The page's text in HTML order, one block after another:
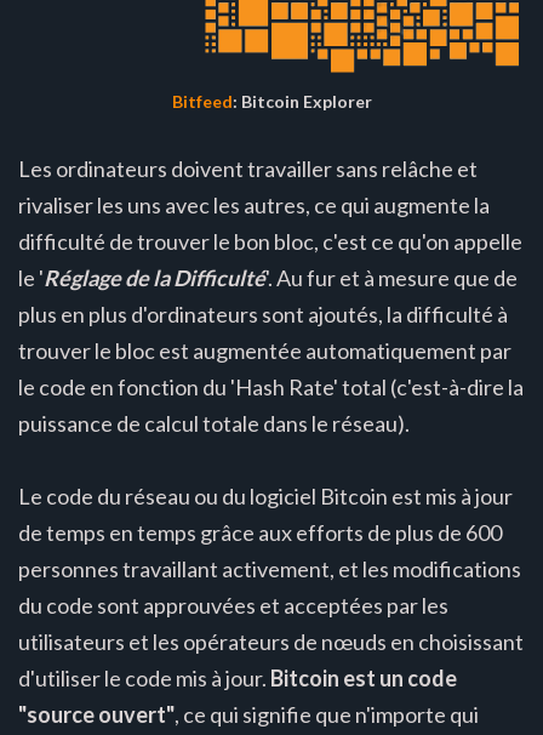
Bitfeed: Bitcoin Explorer
Les ordinateurs doivent travailler sans relâche et
rivaliser les uns avec les autres, ce qui augmente la
difficulté de trouver le bon bloc, c'est ce qu'on appelle
le 'Réglage de la Difficulté'. Au fur et à mesure que de
plus en plus d'ordinateurs sont ajoutés, la difficulté à
trouver le bloc est augmentée automatiquement par
le code en fonction du 'Hash Rate' total (c'est-à-dire la
puissance de calcul totale dans le réseau).
Le code du réseau ou du logiciel Bitcoin est mis à jour
de temps en temps grâce aux efforts de plus de 600
personnes travaillant activement, et les modifications
du code sont approuvées et acceptées par les
utilisateurs et les opérateurs de nœuds en choisissant
d'utiliser le code mis à jour. Bitcoin est un code
"source ouvert", ce qui signifie que n'importe qui